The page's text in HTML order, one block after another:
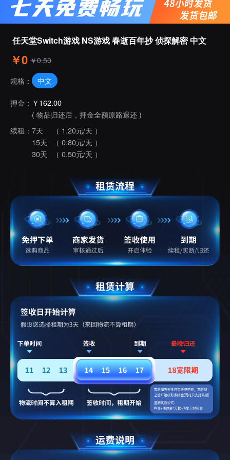
任天堂Switch游戏 NS游戏 春逝百年抄 侦探解密 中文
￥0 ￥0.50
规格： 中文
押金： ￥162.00
( 物品归还后，押金全额原路退还 )
续租： 7天
（ 1.20元/天 ）
15天
（ 0.80元/天 ）
30天
（ 0.50元/天 ）